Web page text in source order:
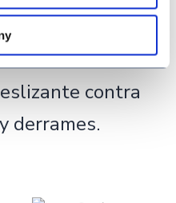
térmica.
Bebidas –
contra
derrames.